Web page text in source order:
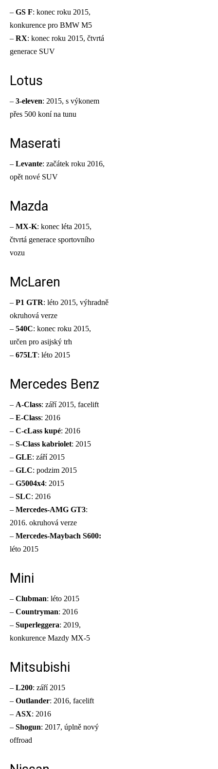
– GS F: konec roku 2015,
konkurence pro BMW M5
– RX: konec roku 2015, čtvrtá
generace SUV
Lotus
– 3-eleven: 2015, s výkonem
přes 500 koní na tunu
Maserati
– Levante: začátek roku 2016,
opět nové SUV
Mazda
– MX-K: konec léta 2015,
čtvrtá generace sportovního
vozu
McLaren
– P1 GTR: léto 2015, výhradně
okruhová verze
– 540C: konec roku 2015,
určen pro asijský trh
– 675LT: léto 2015
Mercedes Benz
– A-Class: září 2015, facelift
– E-Class: 2016
– C-cLass kupé: 2016
– S-Class kabriolet: 2015
– GLE: září 2015
– GLC: podzim 2015
– G5004x4: 2015
– SLC: 2016
– Mercedes-AMG GT3:
2016. okruhová verze
– Mercedes-Maybach S600:
léto 2015
Mini
– Clubman: léto 2015
– Countryman: 2016
– Superleggera: 2019,
konkurence Mazdy MX-5
Mitsubishi
– L200: září 2015
– Outlander: 2016, facelift
– ASX: 2016
– Shogun: 2017, úplně nový
offroad